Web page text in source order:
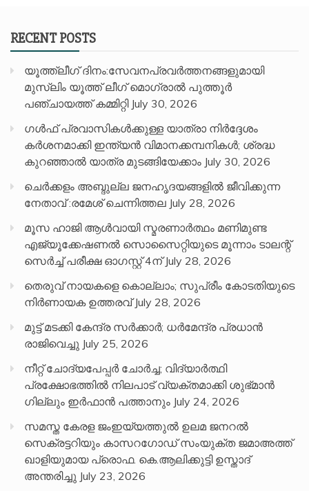
RECENT POSTS
യൂത്ത്ലീഗ് ദിനം:സേവനപ്രവർത്തനങ്ങളുമായി
മുസ്ലിം യൂത്ത് ലീഗ് മൊഗ്രാൽ പുത്തൂർ
പഞ്ചായത്ത് കമ്മിറ്റി July 30, 2026
ഗൾഫ് പ്രവാസികൾക്കുള്ള യാത്രാ നിർദ്ദേശം
കർശനമാക്കി ഇന്ത്യൻ വിമാനക്കമ്പനികൾ; ശ്രദ്ധ
കുറഞ്ഞാൽ യാത്ര മുടങ്ങിയേക്കാം July 30, 2026
ചെർക്കളം അബ്ദുല്ല ജനഹൃദയങ്ങളിൽ ജീവിക്കുന്ന
നേതാവ് :രമേശ് ചെന്നിത്തല July 28, 2026
മൂസ ഹാജി ആൾവായി സ്മരണാർത്ഥം മണിമുണ്ട
എജ്യൂക്കേഷണൽ സൊസൈറ്റിയുടെ മൂന്നാം ടാലന്റ്
സെർച്ച് പരീക്ഷ ഓഗസ്റ്റ് 4ന് July 28, 2026
തെരുവ് നായകളെ കൊല്ലാം; സുപ്രീം കോടതിയുടെ
നിർണായക ഉത്തരവ് July 28, 2026
മുട്ട് മടക്കി കേന്ദ്ര സർക്കാർ; ധർമേന്ദ്ര പ്രധാൻ
രാജിവെച്ചു July 25, 2026
നീറ്റ് ചോദ്യപേപ്പര്‍ ചോര്‍ച്ച; വിദ്യാർത്ഥി
പ്രക്ഷോഭത്തിൽ നിലപാട് വ്യക്തമാക്കി ശുഭ്മാൻ
ഗില്ലും ഇർഫാൻ പത്താനും July 24, 2026
സമസ്ത കേരള ജംഇയ്യത്തുൽ ഉലമ ജനറൽ
സെക്രട്ടറിയും കാസറഗോഡ് സംയുക്ത ജമാഅത്ത്
ഖാളിയുമായ പ്രൊഫ. കെ.ആലിക്കുട്ടി ഉസ്താദ്
അന്തരിച്ചു July 23, 2026